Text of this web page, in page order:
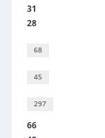
31
28
68
45
297
66